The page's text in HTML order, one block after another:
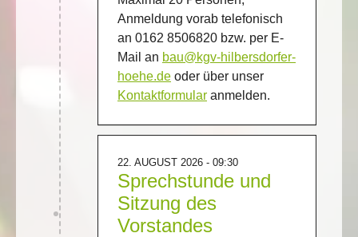
Anmeldung vorab telefonisch
an 0162 8506820 bzw. per E-
Mail an bau@kgv-hilbersdorfer-
hoehe.de oder über unser
Kontaktformular anmelden.
22. AUGUST 2026 - 09:30
Sprechstunde und
Sitzung des
Vorstandes